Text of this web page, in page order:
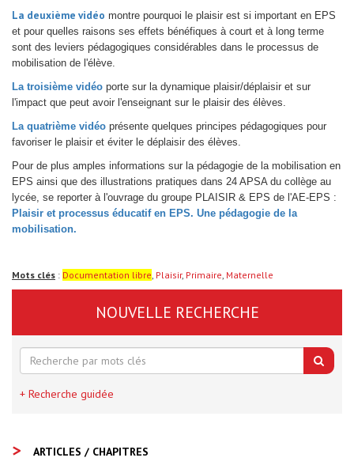
La deuxième vidéo montre pourquoi le plaisir est si important en EPS
et pour quelles raisons ses effets bénéfiques à court et à long terme
sont des leviers pédagogiques considérables dans le processus de
mobilisation de l'élève.
La troisième vidéo porte sur la dynamique plaisir/déplaisir et sur
l'impact que peut avoir l'enseignant sur le plaisir des élèves.
La quatrième vidéo présente quelques principes pédagogiques pour
favoriser le plaisir et éviter le déplaisir des élèves.
Pour de plus amples informations sur la pédagogie de la mobilisation en
EPS ainsi que des illustrations pratiques dans 24 APSA du collège au
lycée, se reporter à l'ouvrage du groupe PLAISIR & EPS de l'AE-EPS :
Plaisir et processus éducatif en EPS. Une pédagogie de la
mobilisation.
Mots clés : Documentation libre, Plaisir, Primaire, Maternelle
NOUVELLE RECHERCHE
+ Recherche guidée
ARTICLES / CHAPITRES